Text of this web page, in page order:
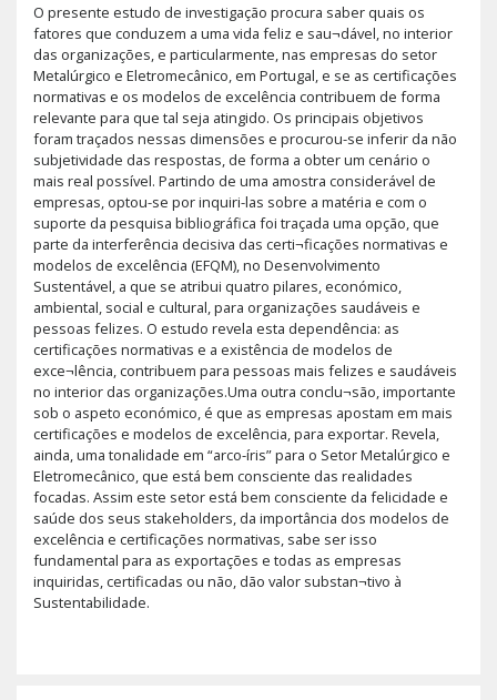
O presente estudo de investigação procura saber quais os
fatores que conduzem a uma vida feliz e sau¬dável, no interior
das organizações, e particularmente, nas empresas do setor
Metalúrgico e Eletromecânico, em Portugal, e se as certificações
normativas e os modelos de excelência contribuem de forma
relevante para que tal seja atingido. Os principais objetivos
foram traçados nessas dimensões e procurou-se inferir da não
subjetividade das respostas, de forma a obter um cenário o
mais real possível. Partindo de uma amostra considerável de
empresas, optou-se por inquiri-las sobre a matéria e com o
suporte da pesquisa bibliográfica foi traçada uma opção, que
parte da interferência decisiva das certi¬ficações normativas e
modelos de excelência (EFQM), no Desenvolvimento
Sustentável, a que se atribui quatro pilares, económico,
ambiental, social e cultural, para organizações saudáveis e
pessoas felizes. O estudo revela esta dependência: as
certificações normativas e a existência de modelos de
exce¬lência, contribuem para pessoas mais felizes e saudáveis
no interior das organizações.Uma outra conclu¬são, importante
sob o aspeto económico, é que as empresas apostam em mais
certificações e modelos de excelência, para exportar. Revela,
ainda, uma tonalidade em “arco-íris” para o Setor Metalúrgico e
Eletromecânico, que está bem consciente das realidades
focadas. Assim este setor está bem consciente da felicidade e
saúde dos seus stakeholders, da importância dos modelos de
excelência e certificações normativas, sabe ser isso
fundamental para as exportações e todas as empresas
inquiridas, certificadas ou não, dão valor substan¬tivo à
Sustentabilidade.